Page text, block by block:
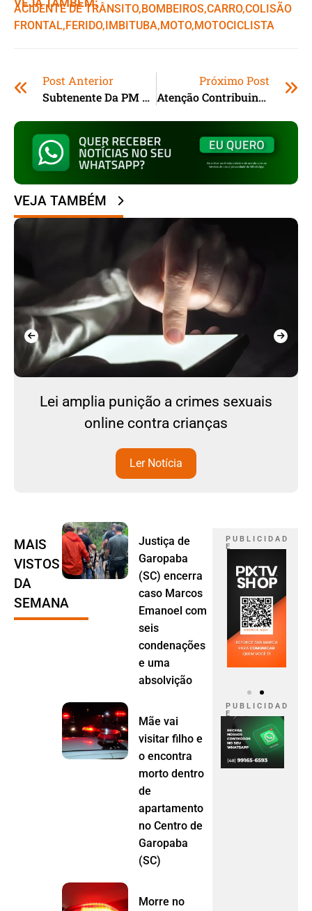
ACIDENTE DE TRÂNSITO,ㅤBOMBEIROS,ㅤCARRO,ㅤCOLISÃO
FRONTAL,ㅤFERIDO,ㅤIMBITUBA,ㅤMOTO,ㅤMOTOCICLISTA
Post Anterior
Subtenente Da PM Morre Com Tiro De Fuzil Em Ataque De Motoqueiros No RJ; Outros Agentes Ficam Feridos
Próximo Post
Atenção Contribuintes! Prazo Para Declarar Imposto De Renda Termina Às 23h59 Desta Sexta-Feira (29)
VEJA TAMBÉM
Lei amplia punição a crimes sexuais
online contra crianças
Ler Notícia
MAIS
VISTOS
DA
SEMANA
Justiça de
Garopaba
(SC) encerra
caso Marcos
Emanoel com
seis
condenações
e uma
absolvição
Mãe vai
visitar filho e
o encontra
morto dentro
de
apartamento
no Centro de
Garopaba
(SC)
Morre no
P U B L I C I D A D
E
P U B L I C I D A D
E